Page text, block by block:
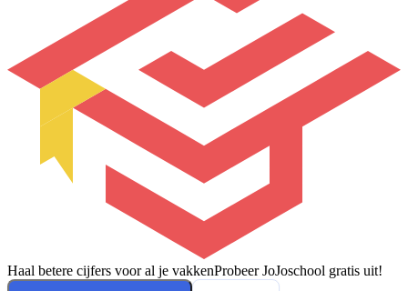
Haal betere cijfers voor al je vakkenProbeer JoJoschool gratis uit!